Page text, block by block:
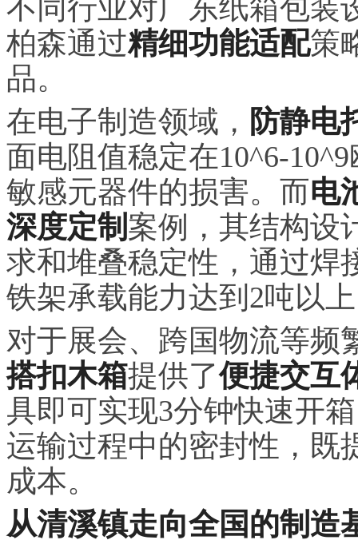
不同行业对广东纸箱包装
柏森通过精细功能适配策
品。
在电子制造领域， 防静电
面电阻值稳定在10^6-
敏感元器件的损害。而电
深度定制 案例，其结构设
求和堆叠稳定性，通过焊
铁架承载能力达到2吨以
对于展会、跨国物流等频
搭扣木箱提供了便捷交互
具即可实现3分钟快速开
运输过程中的密封性，既
成本。
从清溪镇走向全国的制造